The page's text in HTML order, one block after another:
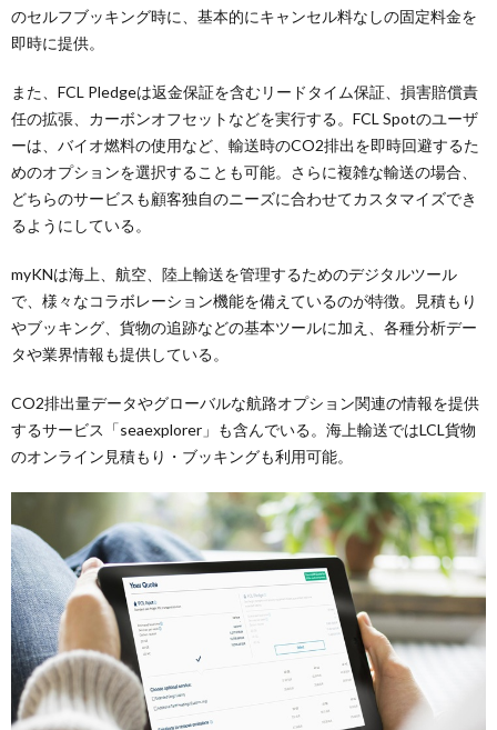
のセルフブッキング時に、基本的にキャンセル料なしの固定料金を
即時に提供。
また、FCL Pledgeは返金保証を含むリードタイム保証、損害賠償責
任の拡張、カーボンオフセットなどを実行する。FCL Spotのユーザ
ーは、バイオ燃料の使用など、輸送時のCO2排出を即時回避するた
めのオプションを選択することも可能。さらに複雑な輸送の場合、
どちらのサービスも顧客独自のニーズに合わせてカスタマイズでき
るようにしている。
myKNは海上、航空、陸上輸送を管理するためのデジタルツール
で、様々なコラボレーション機能を備えているのが特徴。見積もり
やブッキング、貨物の追跡などの基本ツールに加え、各種分析デー
タや業界情報も提供している。
CO2排出量データやグローバルな航路オプション関連の情報を提供
するサービス「seaexplorer」も含んでいる。海上輸送ではLCL貨物
のオンライン見積もり・ブッキングも利用可能。